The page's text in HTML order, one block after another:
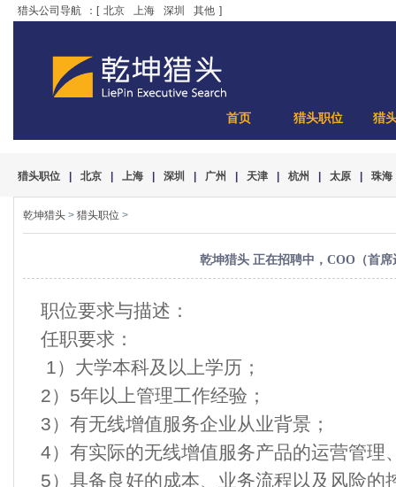
猎头公司导航 ：[ 北京 上海 深圳 其他 ]
首页 猎头职位 猎
猎头职位 北京 上海 深圳 广州 天津 杭州 太原 珠海
乾坤猎头 > 猎头职位 >
乾坤猎头 正在招聘中，COO（首席
职位要求与描述：
任职要求：
1）大学本科及以上学历；
2）5年以上管理工作经验；
3）有无线增值服务企业从业背景；
4）有实际的无线增值服务产品的运营管理
5）具备良好的成本、业务流程以及风险的